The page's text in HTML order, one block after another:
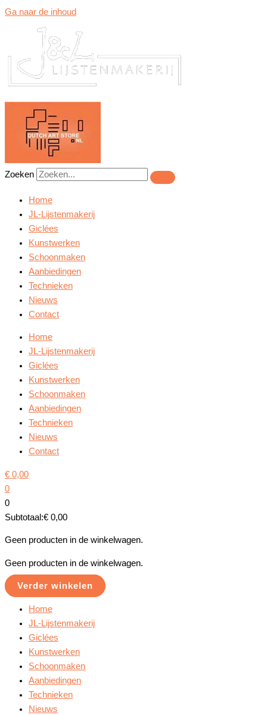
Ga naar de inhoud
Zoeken
Home
JL-Lijstenmakerij
Giclées
Kunstwerken
Schoonmaken
Aanbiedingen
Technieken
Nieuws
Contact
Home
JL-Lijstenmakerij
Giclées
Kunstwerken
Schoonmaken
Aanbiedingen
Technieken
Nieuws
Contact
€ 0,00
0
0
Subtotaal:€ 0,00
Geen producten in de winkelwagen.
Geen producten in de winkelwagen.
Verder winkelen
Home
JL-Lijstenmakerij
Giclées
Kunstwerken
Schoonmaken
Aanbiedingen
Technieken
Nieuws